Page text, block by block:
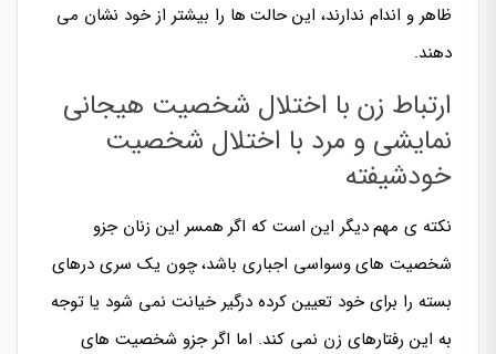
ظاهر و اندام ندارند، این حالت ها را بیشتر از خود نشان می
دهند.
ارتباط زن با اختلال شخصیت هیجانی
نمایشی و مرد با اختلال شخصیت
خودشیفته
نکته ی مهم دیگر این است که اگر همسر این زنان جزو
شخصیت های وسواسی اجباری باشد، چون یک سری درهای
بسته را برای خود تعیین کرده درگیر خیانت نمی شود یا توجه
به این رفتارهای زن نمی کند. اما اگر جزو شخصیت های